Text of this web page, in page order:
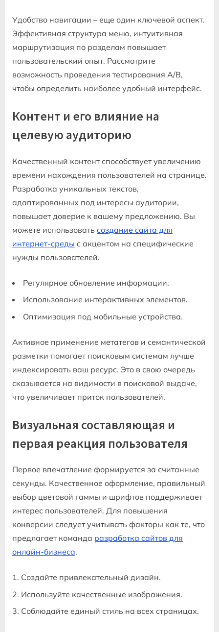
Удобство навигации – еще один ключевой аспект.
Эффективная структура меню, интуитивная
маршрутизация по разделам повышает
пользовательский опыт. Рассмотрите
возможность проведения тестирования A/B,
чтобы определить наиболее удобный интерфейс.
Контент и его влияние на
целевую аудиторию
Качественный контент способствует увеличению
времени нахождения пользователей на странице.
Разработка уникальных текстов,
адаптированных под интересы аудитории,
повышает доверие к вашему предложению. Вы
можете использовать создание сайта для
интернет-среды с акцентом на специфические
нужды пользователей.
Регулярное обновление информации.
Использование интерактивных элементов.
Оптимизация под мобильные устройства.
Активное применение метатегов и семантической
разметки помогает поисковым системам лучше
индексировать ваш ресурс. Это в свою очередь
сказывается на видимости в поисковой выдаче,
что увеличивает приток пользователей.
Визуальная составляющая и
первая реакция пользователя
Первое впечатление формируется за считанные
секунды. Качественное оформление, правильный
выбор цветовой гаммы и шрифтов поддерживает
интерес пользователей. Для повышения
конверсии следует учитывать факторы как те, что
предлагает команда разработка сайтов для
онлайн-бизнеса.
Создайте привлекательный дизайн.
Используйте качественные изображения.
Соблюдайте единый стиль на всех страницах.